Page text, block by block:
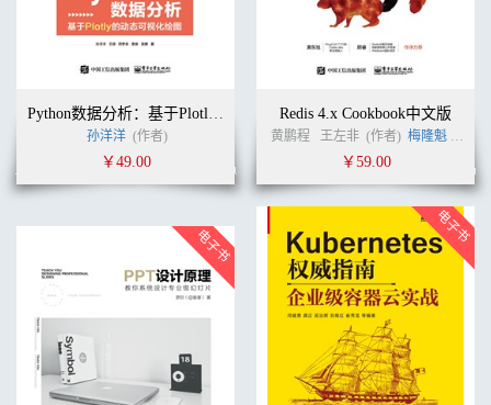
Python数据分析：基于Plotly的动态可视化绘图
孙洋洋 (作者)
￥49.00
Redis 4.x Cookbook中文版
黄鹏程 王左非 (作者) 梅隆魁 (译者)
￥59.00